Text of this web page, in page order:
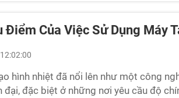
Điểm Của Việc Sử Dụng Máy
hình nhiệt đã nổi lên như một công
đại, đặc biệt ở những nơi yêu cầu độ